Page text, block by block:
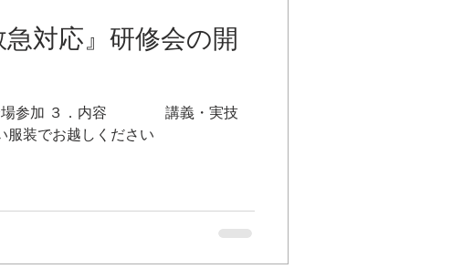
対応』研修会の開
場参加 ３．内容 講義・実技
お越しください